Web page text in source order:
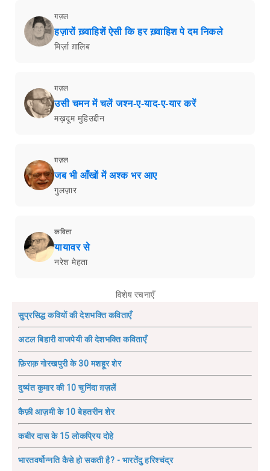
ग़ज़ल
हज़ारों ख़्वाहिशें ऐसी कि हर ख़्वाहिश पे दम निकले
मिर्ज़ा ग़ालिब
ग़ज़ल
उसी चमन में चलें जश्न-ए-याद-ए-यार करें
मख़दूम मुहिउद्दीन
ग़ज़ल
जब भी आँखों में अश्क भर आए
गुलज़ार
कविता
यायावर से
नरेश मेहता
विशेष रचनाएँ
सुप्रसिद्ध कवियों की देशभक्ति कविताएँ
अटल बिहारी वाजपेयी की देशभक्ति कविताएँ
फ़िराक़ गोरखपुरी के 30 मशहूर शेर
दुष्यंत कुमार की 10 चुनिंदा ग़ज़लें
कैफ़ी आज़मी के 10 बेहतरीन शेर
कबीर दास के 15 लोकप्रिय दोहे
भारतवर्षोन्नति कैसे हो सकती है? - भारतेंदु हरिश्चंद्र